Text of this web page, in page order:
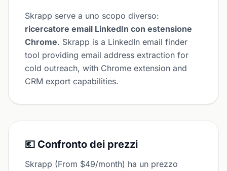
Skrapp serve a uno scopo diverso:
ricercatore email LinkedIn con estensione
Chrome. Skrapp is a LinkedIn email finder
tool providing email address extraction for
cold outreach, with Chrome extension and
CRM export capabilities.
💶 Confronto dei prezzi
Skrapp (From $49/month) ha un prezzo